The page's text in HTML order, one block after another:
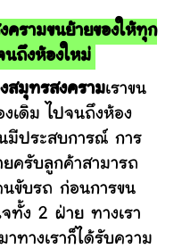
ครามขนย้ายของให้ทุก
นถึงห้องใหม่
สมุทรสงครามเราขน
เดิม ไปจนถึงห้อง
มีประสบการณ์ การ
ยครับลูกค้าสามารถ
นขับรถ ก่อนการขน
จทั้ง 2 ฝ่าย ทางเรา
ทางเราก็ได้รับความ